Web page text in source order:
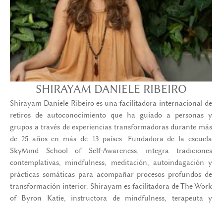
SHIRAYAM DANIELE RIBEIRO
Shirayam Daniele Ribeiro es una facilitadora internacional de
retiros de autoconocimiento que ha guiado a personas y
grupos a través de experiencias transformadoras durante más
de 25 años en más de 13 países. Fundadora de la escuela
SkyMind School of Self-Awareness, integra tradiciones
contemplativas, mindfulness, meditación, autoindagación y
prácticas somáticas para acompañar procesos profundos de
transformación interior. Shirayam es facilitadora de The Work
of Byron Katie, instructora de mindfulness, terapeuta y